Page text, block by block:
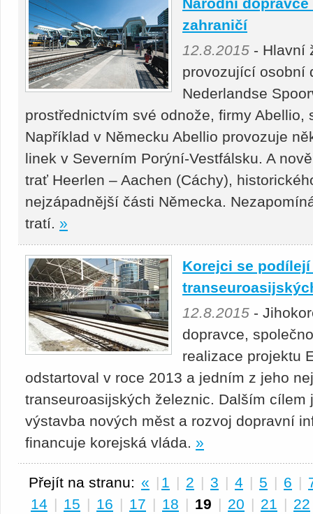
zahraničí
12.8.2015 - Hlavní
provozující osobní
Nederlandse
prostřednictvím své odnože, firmy
Například v Německu Abellio provozuje
linek v Severním Porýní-Vestfálsku. A
trať Heerlen – Aachen (Cáchy),
nejzápadnější části Německa.
tratí. »
Korejci se
12.8.2015 -
dopravce,
realizace projektu
odstartoval v roce 2013 a jedním z jeho
transeuroasijských železnic. Dalším cílem
výstavba nových měst a rozvoj dopravní
financuje korejská vláda. »
Přejít na stranu: « | 1 | 2 | 3 | 4 | 5 | 6 |
14 | 15 | 16 | 17 | 18 | 19 | 20 | 21 | 22